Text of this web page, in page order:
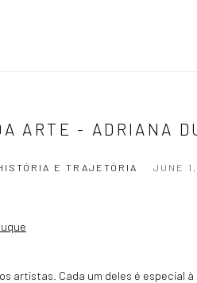
ARTE - ADRIANA
E TRAJETÓRIA JUNE
artistas. Cada um deles é especial